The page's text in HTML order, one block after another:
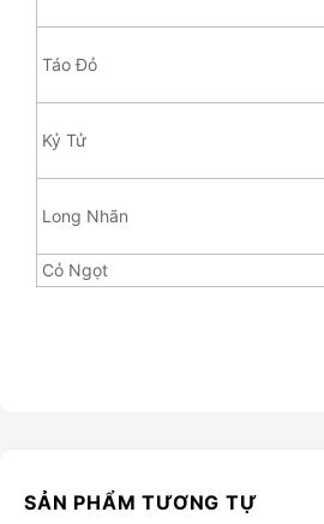
Táo Đỏ
Kỷ Tử
Long Nhãn
Cỏ Ngọt
SẢN PHẨM TƯƠNG TỰ